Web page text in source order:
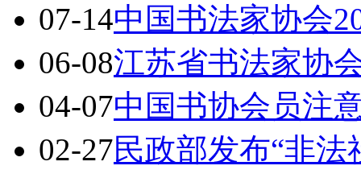
07-14中国书法家协会
06-08江苏省书法家协
04-07中国书协会员注
02-27民政部发布“非